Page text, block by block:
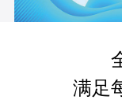
满足